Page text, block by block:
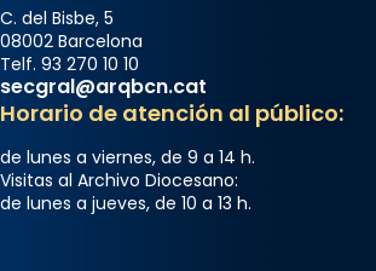
C. del Bisbe, 5
08002 Barcelona
Telf. 93 270 10 10
secgral@arqbcn.cat
Horario de atención al público:
de lunes a viernes, de 9 a 14 h.
Visitas al Archivo Diocesano:
de lunes a jueves, de 10 a 13 h.